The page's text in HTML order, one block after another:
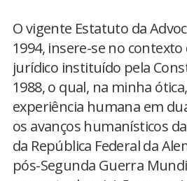
O vigente Estatuto da
1994, insere-se no
jurídico instituído pela
1988, o qual, na minha
experiência humana em
os avanços humanísticos
da República Federal da
pós-Segunda Guerra